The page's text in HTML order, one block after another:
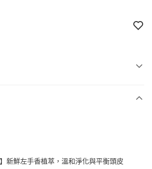
新鮮左手香植萃，溫和淨化與平衡頭皮